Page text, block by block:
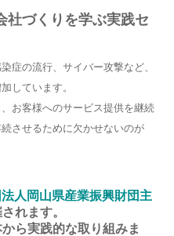
社づくりを学ぶ実践セ
症の流行、サイバー攻撃など、
しています。
お客様へのサービス提供を継続
させるために欠かせないのが
人岡山県産業振興財団主
れます。
ら実践的な取り組みま